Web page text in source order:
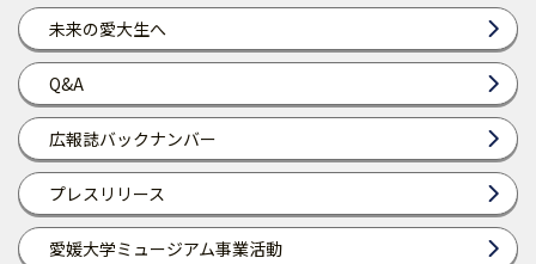
未来の愛大生へ
Q&A
広報誌バックナンバー
プレスリリース
愛媛大学ミュージアム事業活動